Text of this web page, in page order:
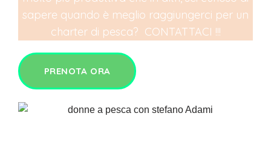
sapere quando è meglio raggiungerci per un
charter di pesca? CONTATTACI !!!
PRENOTA ORA